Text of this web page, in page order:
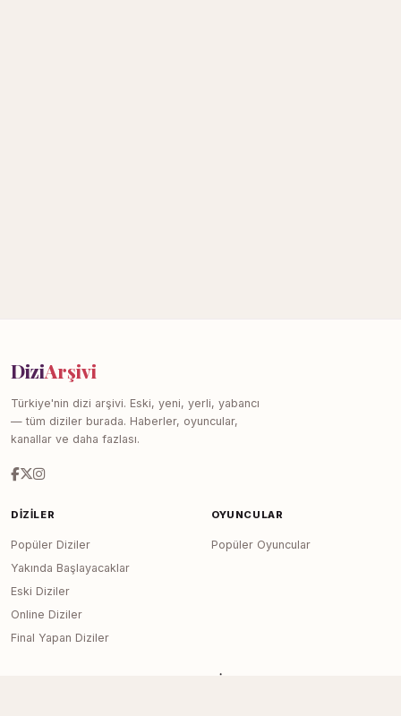
DiziArşivi
Türkiye'nin dizi arşivi. Eski, yeni, yerli, yabancı
— tüm diziler burada. Haberler, oyuncular,
kanallar ve daha fazlası.
DIZILER
Popüler Diziler
Yakında Başlayacaklar
Eski Diziler
Online Diziler
Final Yapan Diziler
OYUNCULAR
Popüler Oyuncular
SITE